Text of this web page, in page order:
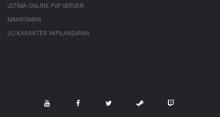
ULTIMA ONLINE PVP SERVER
MAKROMAN
UO KARAKTER YAPILANDIRMA